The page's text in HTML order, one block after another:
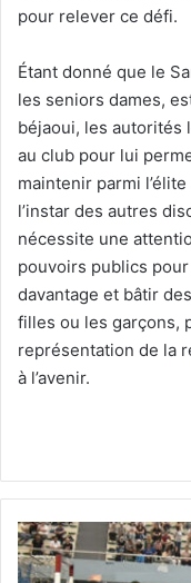
pour relever ce défi.
Étant donné que le
les seniors dames,
béjaoui, les autorités
au club pour lui
maintenir parmi
l’instar des autres
nécessite une
pouvoirs publics
davantage et bâtir
filles ou les garçons,
représentation de la
à l’avenir.
Dernière
journée
des